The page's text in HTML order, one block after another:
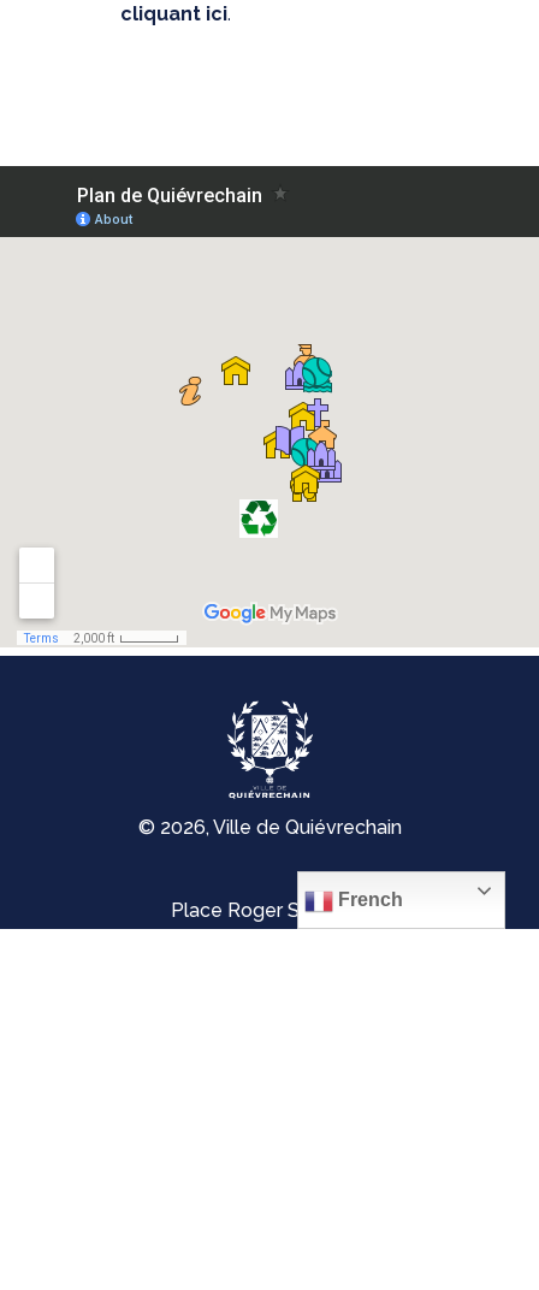
cliquant ici.
© 2026, Ville de Quiévrechain
Place Roger SalengroFrench